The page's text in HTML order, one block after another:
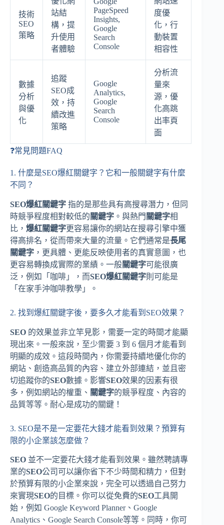
技術
SEO
策略
站結
構，提
升使用
者體驗
PageSpeed
Insights,
Google
Search
Console
度優
化，行
動裝置
相容性
數據
分析
與優
化
追蹤
SEO成
效，持
續改進
策略
Google
Analytics,
Google
Search
Console
分析流
量來
源，優
化高跳
出率頁
面
❓常見問題FAQ
1. 什麼是SEO爆紅關鍵字？它和一般關鍵字有什麼
不同？
SEO爆紅關鍵字 指的是那些具有高搜尋潛力，但同
時競爭程度相對較低的 關鍵字 。與熱門 關鍵字相
比， 爆紅關鍵字更容易讓你的網站在搜尋引擎中獲
得高排名，從而帶來大量的流量。它們通常是長尾
關鍵字 ，更具體、更能反映使用者的真實意圖，也
更容易轉換成實際的業績。一般關鍵字可能很廣
泛，例如「咖啡」，而SEO爆紅關鍵字則可能是
「在家手沖咖啡教學」。
2. 找到爆紅關鍵字後，要多久才能看到SEO效果？
SEO 的效果並非立竿見影，需要一定的時間才能顯
現出來。一般來說，至少需要 3 到 6 個月才能看到
明顯的成效。這段時間內，你需要持續地優化你的
網站、創造高品質的內容、建立外部連結，並且密
切追蹤你的SEO數據。影響SEO效果的因素有很
多，例如網站的權重、 關鍵字的競爭程度、內容的
品質等等。耐心是成功的關鍵！
3. SEO是不是一定要花大錢才能看到效果？預算有
限的小企業該怎麼做？
SEO 並不一定要花大錢才能看到效果。雖然聘請專
業的SEO公司可以讓你省下不少時間和精力，但對
於預算有限的小企業來說，完全可以透過自己努力
來實現SEO的目標。你可以從免費的SEO工具開
始，例如 Google Keyword Planner、Google
Analytics、Google Search Console等等。同時，你可